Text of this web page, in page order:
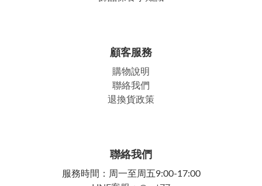
顧客服務
購物說明
聯絡我們
退換貨政策
聯絡我們
服務時間：周一至周五9:00-17:00